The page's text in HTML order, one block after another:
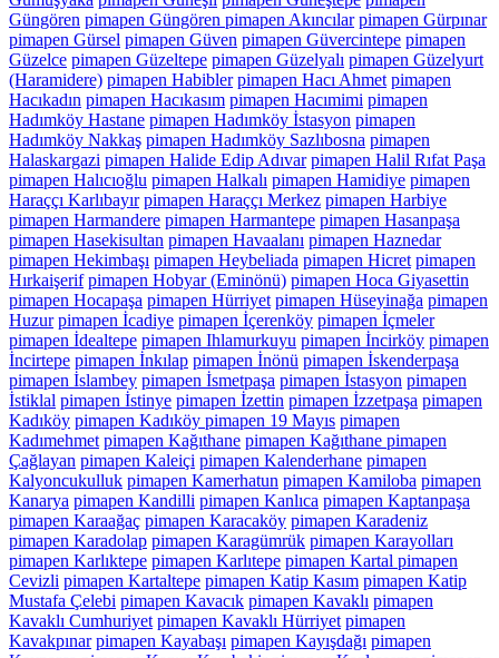
Güngören pimapen Güngören pimapen Akıncılar pimapen Gürpınar
pimapen Gürsel pimapen Güven pimapen Güvercintepe pimapen
Güzelce pimapen Güzeltepe pimapen Güzelyalı pimapen Güzelyurt
(Haramidere) pimapen Habibler pimapen Hacı Ahmet pimapen
Hacıkadın pimapen Hacıkasım pimapen Hacımimi pimapen
Hadımköy Hastane pimapen Hadımköy İstasyon pimapen
Hadımköy Nakkaş pimapen Hadımköy Sazlıbosna pimapen
Halaskargazi pimapen Halide Edip Adıvar pimapen Halil Rıfat Paşa
pimapen Halıcıoğlu pimapen Halkalı pimapen Hamidiye pimapen
Haraççı Karlıbayır pimapen Haraççı Merkez pimapen Harbiye
pimapen Harmandere pimapen Harmantepe pimapen Hasanpaşa
pimapen Hasekisultan pimapen Havaalanı pimapen Haznedar
pimapen Hekimbaşı pimapen Heybeliada pimapen Hicret pimapen
Hırkaişerif pimapen Hobyar (Eminönü) pimapen Hoca Giyasettin
pimapen Hocapaşa pimapen Hürriyet pimapen Hüseyinağa pimapen
Huzur pimapen İcadiye pimapen İçerenköy pimapen İçmeler
pimapen İdealtepe pimapen Ihlamurkuyu pimapen İncirköy pimapen
İncirtepe pimapen İnkılap pimapen İnönü pimapen İskenderpaşa
pimapen İslambey pimapen İsmetpaşa pimapen İstasyon pimapen
İstiklal pimapen İstinye pimapen İzettin pimapen İzzetpaşa pimapen
Kadıköy pimapen Kadıköy pimapen 19 Mayıs pimapen
Kadımehmet pimapen Kağıthane pimapen Kağıthane pimapen
Çağlayan pimapen Kaleiçi pimapen Kalenderhane pimapen
Kalyoncukulluk pimapen Kamerhatun pimapen Kamiloba pimapen
Kanarya pimapen Kandilli pimapen Kanlıca pimapen Kaptanpaşa
pimapen Karaağaç pimapen Karacaköy pimapen Karadeniz
pimapen Karadolap pimapen Karagümrük pimapen Karayolları
pimapen Karlıktepe pimapen Karlıtepe pimapen Kartal pimapen
Cevizli pimapen Kartaltepe pimapen Katip Kasım pimapen Katip
Mustafa Çelebi pimapen Kavacık pimapen Kavaklı pimapen
Kavaklı Cumhuriyet pimapen Kavaklı Hürriyet pimapen
Kavakpınar pimapen Kayabaşı pimapen Kayışdağı pimapen